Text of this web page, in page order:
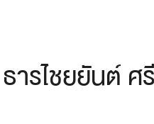
ารไชยยันต์ ศรี